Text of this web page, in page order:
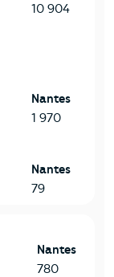
10 904
Nantes
1 970
Nantes
79
Nantes
780